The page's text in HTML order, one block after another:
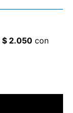
$ 2.050con